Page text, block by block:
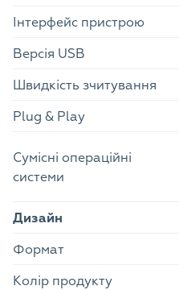
Інтерфейс пристрою
Версія USB
Швидкість зчитування
Plug & Play
Сумісні операційні
системи
Дизайн
Формат
Колір продукту